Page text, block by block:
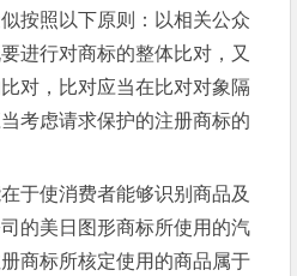
按照以下原则：以相关公众
进行对商标的整体比对，又
对，比对应当在比对对象隔
考虑请求保护的注册商标的
使消费者能够识别商品及
的美日图形商标所使用的汽
商标所核定使用的商品属于